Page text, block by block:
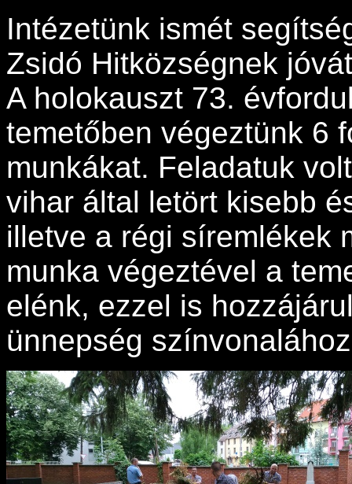
Intézetünk ismét
Zsidó Hitközségnek
A holokauszt 73.
temetőben végeztünk 6
munkákat. Feladatuk
vihar által letört kisebb
illetve a régi síremlékek
munka végeztével a
elénk, ezzel is
ünnepség